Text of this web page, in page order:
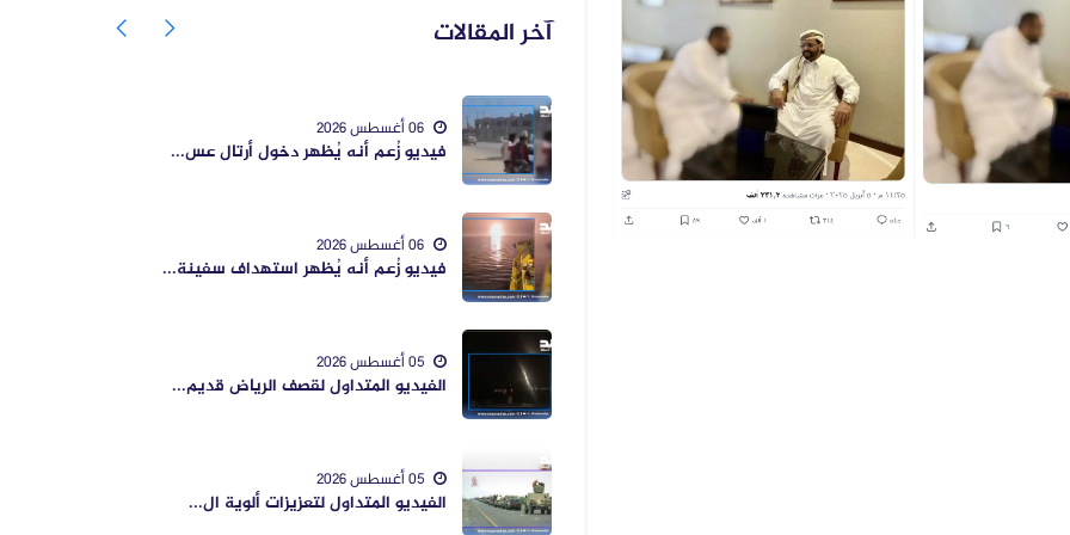
آخر المقالات
الفيديو المنسوب لمعارك حديثة في مد... فيديو زُعم أنه يُظهر دخول أرتال عس...
فيديو زُعم أنه يُظهر استهداف سفينة...
الفيديو المتداول لقصف الرياض قديم...
الفيديو المتداول لتعزيزات ألوية ال...